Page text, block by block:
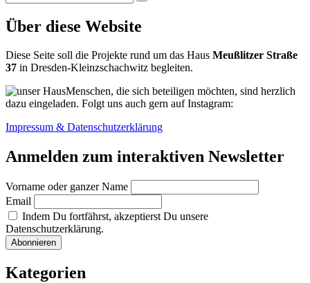
nach: Suchen
Über diese Website
Diese Seite soll die Projekte rund um das Haus Meußlitzer Straße
37 in Dresden-Kleinzschachwitz begleiten.
Menschen, die sich beteiligen möchten, sind herzlich
dazu eingeladen. Folgt uns auch gern auf Instagram:
Impressum & Datenschutzerklärung
Anmelden zum interaktiven Newsletter
Vorname oder ganzer Name
Email
Indem Du fortfährst, akzeptierst Du unsere
Datenschutzerklärung.
Kategorien